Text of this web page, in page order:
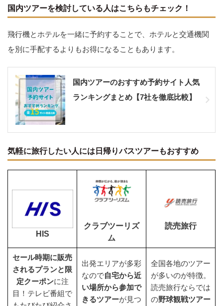
国内ツアーを検討している人はこちらもチェック！
飛行機とホテルを一緒に予約することで、ホテルと交通機関
を別に手配するよりもお得になることもあります。
国内ツアーのおすすめ予約サイト人気
ランキングまとめ【7社を徹底比較】
気軽に旅行したい人には日帰りバスツアーもおすすめ
HIS
クラブツーリズ
ム
読売旅行
セール時期に販売
されるプランと限
定クーポンに注
目！テレビ番組で
出発エリアが多彩
なので自宅から近
い場所から参加で
きるツアーが見つ
全国各地のツアー
が多いのが特徴。
読売旅行ならでは
の野球観戦ツアー